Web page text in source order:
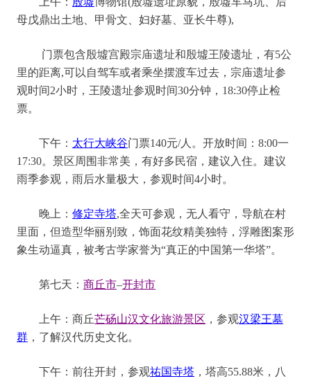
母戊鼎出土地、甲骨文、妇好墓、亚长牛尊),
门票包含殷墟宫殿宗庙遗址和殷墟王陵遗址 ， 有5公
里的距离,可以自驾车或者乘坐摆渡车过去 ， 宗庙遗址参
观时间2小时， 王陵遗址参观时间30分钟，18:30停止检
票。
下午： 太行大峡谷门票140元/人。开放时间 ： 8:00一
17:30。 景区周围非常美 ，有好多民宿， 建议入住。 建议
雨季参观，雨后水量极大， 参观时间4小时。
晚上： 修定寺塔,全天可参观，无人看守，导航在村
里面，但造型华丽别致，饰面花纹精美独特，浮雕图案形
象生动逼真，被考古学家誉为“真正的中国第一华塔”。
第七天 ： 商丘市–开封市
上午： 商丘芒砀山汉文化旅游景区 ，参观汉梁王墓
群 ，了解汉代历史文化。
下午 ： 前往开封，参观祐国寺塔 ， 塔高55.88米，八